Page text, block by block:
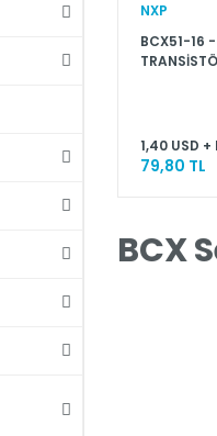
NXP
BCX51-16
1,40 USD +
79,80 TL
BCX